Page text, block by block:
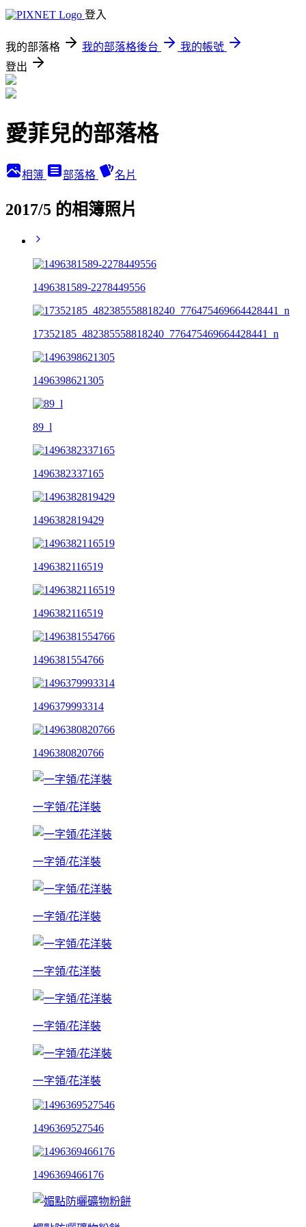
登入
我的部落格 我的部落格後台
我的帳號
登出
愛菲兒的部落格
相簿 部落格 名片
2017/5 的相簿照片
1496381589-2278449556
17352185_482385558818240_776475469664428441_n
1496398621305
89_l
1496382337165
1496382819429
1496382116519
1496382116519
1496381554766
1496379993314
1496380820766
一字領/花洋裝
一字領/花洋裝
一字領/花洋裝
一字領/花洋裝
一字領/花洋裝
一字領/花洋裝
1496369527546
1496369466176